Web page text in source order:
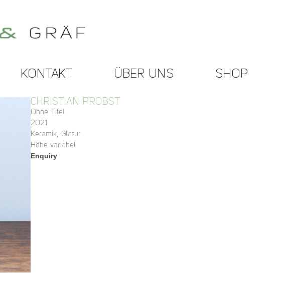
KONTAKT ÜBER UNS SHOP
CHRISTIAN PROBST
Ohne Titel
2021
Keramik, Glasur
Höhe variabel
Enquiry